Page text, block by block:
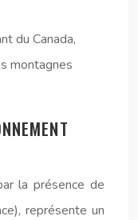
du Canada,
montagnes
la présence de
représente un